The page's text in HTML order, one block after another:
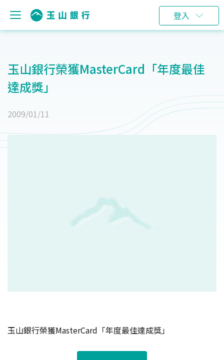
登入
玉山銀行榮獲MasterCard「年度最佳
達成獎」
2009/01/11
玉山銀行榮獲MasterCard「年度最佳達成獎」